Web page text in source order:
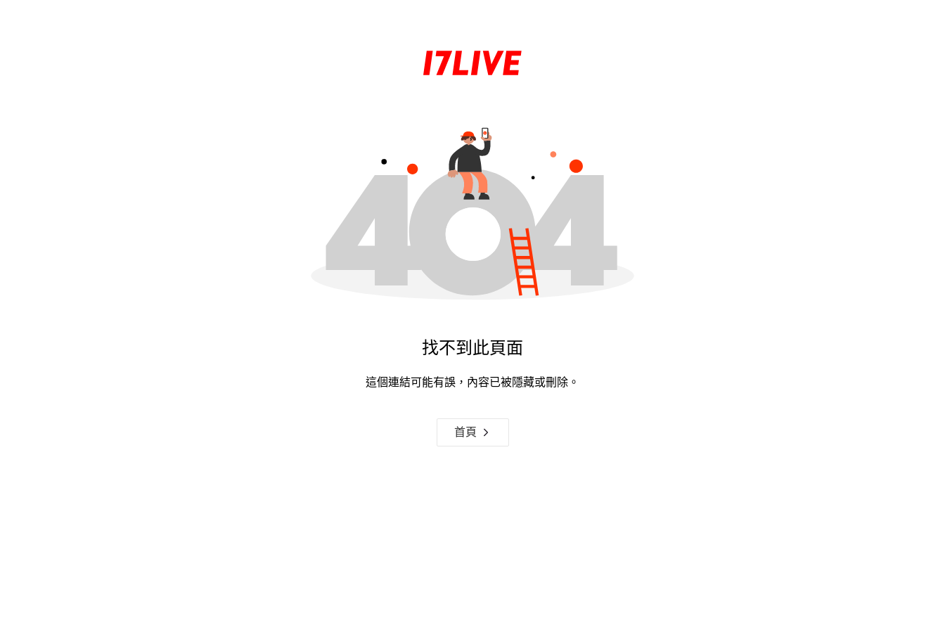
找不到此頁面
這個連結可能有誤，內容已被隱藏或刪除。
首頁